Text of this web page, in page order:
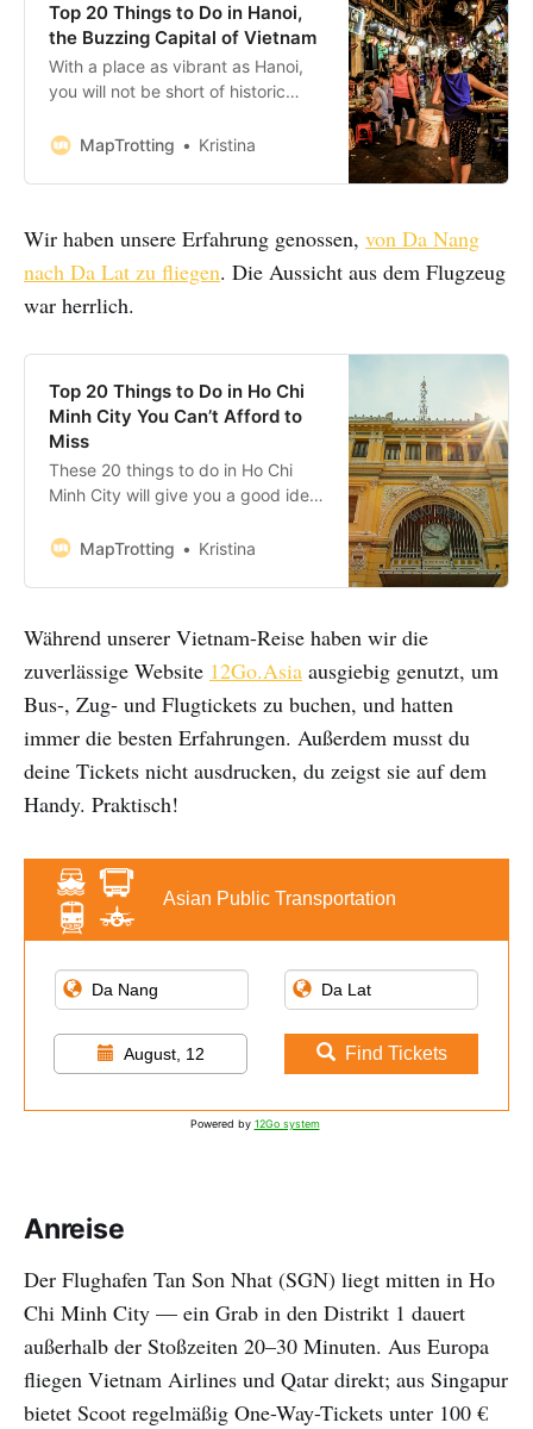
Top 20 Things to Do in Hanoi,
the Buzzing Capital of Vietnam
With a place as vibrant as Hanoi,
you will not be short of historic
museums to visit, dramatic shows
to admire. With vast history and
easy to fall in love with. Bookings:
Some of the
MapTrotting Kristina
Wir haben unsere Erfahrung genossen, von Da Nang
nach Da Lat zu fliegen. Die Aussicht aus dem Flugzeug
war herrlich.
Top 20 Things to Do in Ho Chi
Minh City You Can’t Afford to
Miss
These 20 things to do in Ho Chi
Minh City will give you a good idea
Saigon. On this list, you’ll find a
fun experiences, all of which you
MapTrotting Kristina
Während unserer Vietnam-Reise haben wir die
zuverlässige Website 12Go.Asia ausgiebig genutzt, um
Bus-, Zug- und Flugtickets zu buchen, und hatten
immer die besten Erfahrungen. Außerdem musst du
deine Tickets nicht ausdrucken, du zeigst sie auf dem
Handy. Praktisch!
Asian Public Transportation
August, 12 Find Tickets
Powered by 12Go system
Anreise
Der Flughafen Tan Son Nhat (SGN) liegt mitten in Ho
Chi Minh City — ein Grab in den Distrikt 1 dauert
außerhalb der Stoßzeiten 20–30 Minuten. Aus Europa
fliegen Vietnam Airlines und Qatar direkt; aus Singapur
bietet Scoot regelmäßig One-Way-Tickets unter 100 €